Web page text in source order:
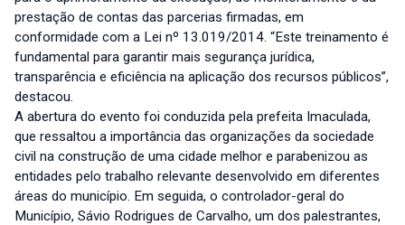
prestação de contas das parcerias firmadas, em
conformidade com a Lei nº 13.019/2014. “Este treinamento é
fundamental para garantir mais segurança jurídica,
transparência e eficiência na aplicação dos recursos públicos”,
destacou.
A abertura do evento foi conduzida pela prefeita Imaculada,
que ressaltou a importância das organizações da sociedade
civil na construção de uma cidade melhor e parabenizou as
entidades pelo trabalho relevante desenvolvido em diferentes
áreas do município. Em seguida, o controlador-geral do
Município, Sávio Rodrigues de Carvalho, um dos palestrantes,